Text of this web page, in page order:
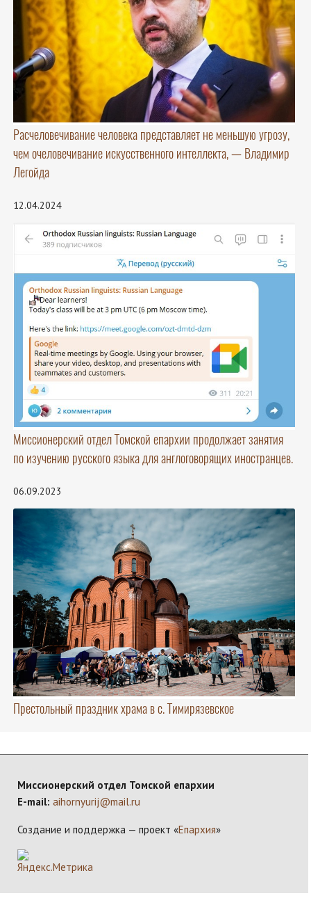
Расчеловечивание человека представляет не меньшую угрозу,
чем очеловечивание искусственного интеллекта, — Владимир
Легойда
12.04.2024
Миссионерский отдел Томской епархии продолжает занятия
по изучению русского языка для англоговорящих иностранцев.
06.09.2023
Престольный праздник храма в с. Тимирязевское
Миссионерский отдел Томской епархии
E-mail: aihornyurij@mail.ru
Создание и поддержка — проект «Епархия»